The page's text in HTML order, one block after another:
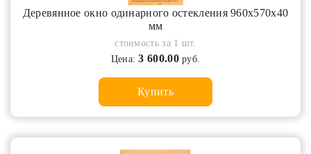
Деревянное окно одинарного остекления 960х570х40
мм
стоимость за 1 шт.
Цена:3 600.00руб.
Купить